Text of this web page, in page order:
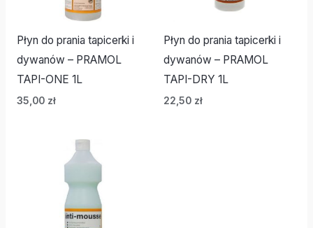
Płyn do prania tapicerki i
dywanów – PRAMOL
TAPI-ONE 1L
35,00 zł
Płyn do prania tapicerki i
dywanów – PRAMOL
TAPI-DRY 1L
22,50 zł